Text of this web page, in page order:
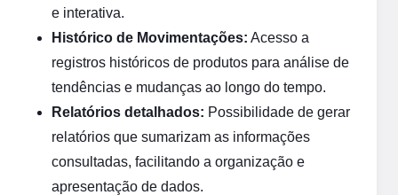
e interativa.
Histórico de Movimentações: Acesso a
registros históricos de produtos para análise de
tendências e mudanças ao longo do tempo.
Relatórios detalhados: Possibilidade de gerar
relatórios que sumarizam as informações
consultadas, facilitando a organização e
apresentação de dados.